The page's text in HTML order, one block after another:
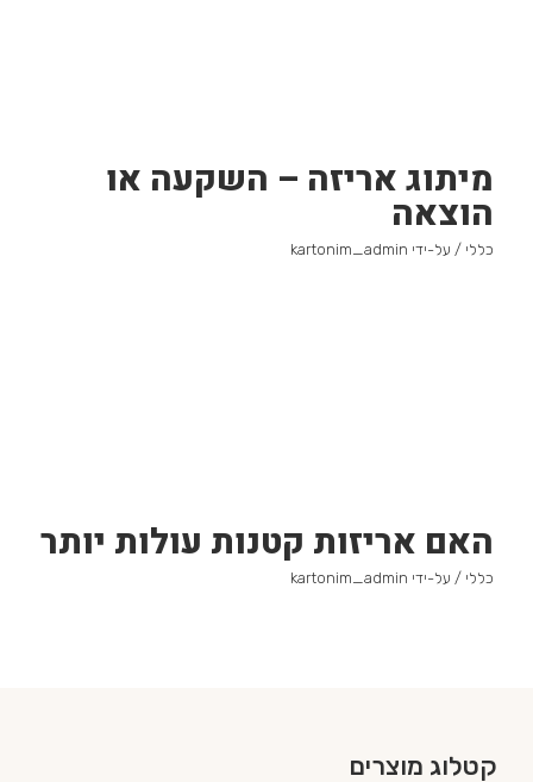
מיתוג אריזה – השקעה או
הוצאה
כללי / על-ידי kartonim_admin
האם אריזות קטנות עולות יותר
כללי / על-ידי kartonim_admin
קטלוג מוצרים